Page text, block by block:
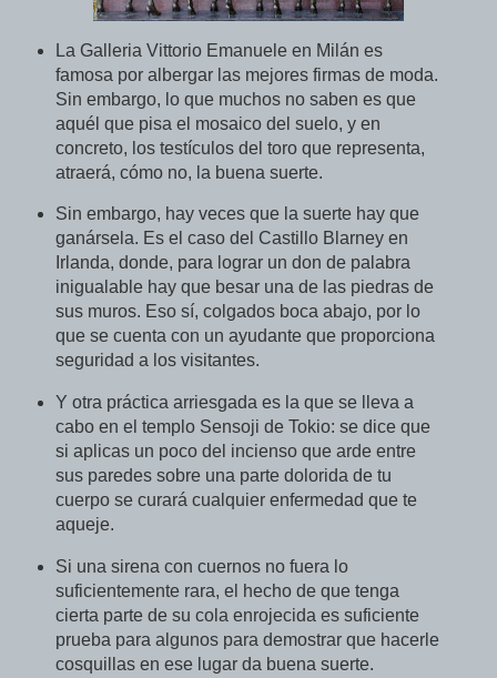
La Galleria Vittorio Emanuele en Milán es
famosa por albergar las mejores firmas de moda.
Sin embargo, lo que muchos no saben es que
aquél que pisa el mosaico del suelo, y en
concreto, los testículos del toro que representa,
atraerá, cómo no, la buena suerte.
Sin embargo, hay veces que la suerte hay que
ganársela. Es el caso del Castillo Blarney en
Irlanda, donde, para lograr un don de palabra
inigualable hay que besar una de las piedras de
sus muros. Eso sí, colgados boca abajo, por lo
que se cuenta con un ayudante que proporciona
seguridad a los visitantes.
Y otra práctica arriesgada es la que se lleva a
cabo en el templo Sensoji de Tokio: se dice que
si aplicas un poco del incienso que arde entre
sus paredes sobre una parte dolorida de tu
cuerpo se curará cualquier enfermedad que te
aqueje.
Si una sirena con cuernos no fuera lo
suficientemente rara, el hecho de que tenga
cierta parte de su cola enrojecida es suficiente
prueba para algunos para demostrar que hacerle
cosquillas en ese lugar da buena suerte.